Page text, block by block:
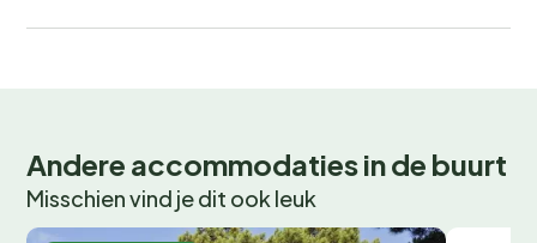
Andere accommodaties in de buurt
Misschien vind je dit ook leuk